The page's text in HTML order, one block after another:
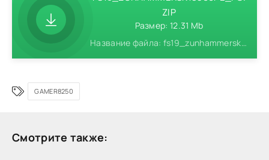
ZIP
Размер: 12.31 Mb
Название файла: fs19_zunhammersk18500pe_pc.zip
GAMER8250
Смотрите также: